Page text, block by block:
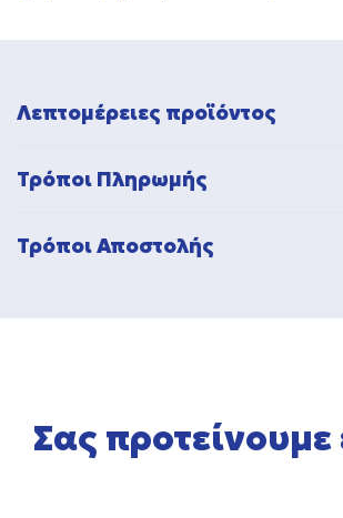
Λεπτομέρειες προϊόντος
Τρόποι Πληρωμής
Τρόποι Αποστολής
Σας προτείνουμε